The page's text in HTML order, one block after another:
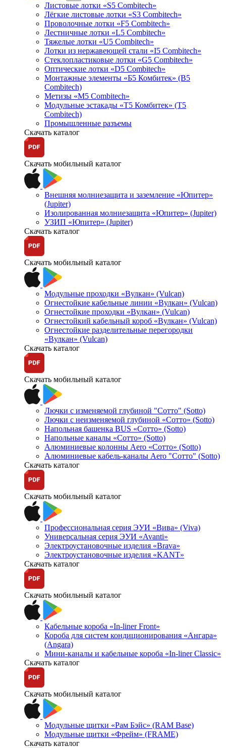
Листовые лотки «S5 Combitech»
Лёгкие листовые лотки «S3 Combitech»
Проволочные лотки «F5 Combitech»
Лестничные лотки «L5 Combitech»
Тяжелые лотки «U5 Combitech»
Лотки из нержавеющей стали «I5 Combitech»
Стеклопластиковые лотки «G5 Combitech»
Оптические лотки «D5 Combitech»
Монтажные элементы «Б5 Комбитек» (B5
Combitech)
Метизы «M5 Combitech»
Модульные эстакады «Т5 Комбитек» (T5
Combitech)
Промышленные разъемы
Скачать каталог
Скачать мобильный каталог
Внешняя молниезащита и заземление «Юпитер»
(Jupiter)
Изолированная молниезащита «Юпитер» (Jupiter)
УЗИП «Юпитер» (Jupiter)
Скачать каталог
Скачать мобильный каталог
Модульные проходки «Вулкан» (Vulcan)
Огнестойкие кабельные линии «Вулкан» (Vulcan)
Огнестойкие проходки «Вулкан» (Vulcan)
Огнестойкий кабельный короб «Вулкан» (Vulcan)
Огнестойкие разделительные перегородки
«Вулкан» (Vulcan)
Скачать каталог
Скачать мобильный каталог
Лючки с изменяемой глубиной "Сотто" (Sotto)
Лючки с неизменяемой глубиной «Сотто» (Sotto)
Напольная башенка BUS «Сотто» (Sotto)
Напольные каналы «Сотто» (Sotto)
Алюминиевые колонны Aero «Сотто» (Sotto)
Алюминиевые кабель-каналы Aero "Сотто" (Sotto)
Скачать каталог
Скачать мобильный каталог
Профессиональная серия ЭУИ «Вива» (Viva)
Универсальная серия ЭУИ «Avanti»
Электроустановочные изделия «Brava»
Электроустановочные изделия «KANT»
Скачать каталог
Скачать мобильный каталог
Кабельные короба «In-liner Front»
Короба для систем кондиционирования «Ангара»
(Angara)
Мини-каналы и кабельные короба «In-liner Classic»
Скачать каталог
Скачать мобильный каталог
Модульные щитки «Рам Бэйс» (RAM Base)
Модульные щитки «Фрейм» (FRAME)
Скачать каталог